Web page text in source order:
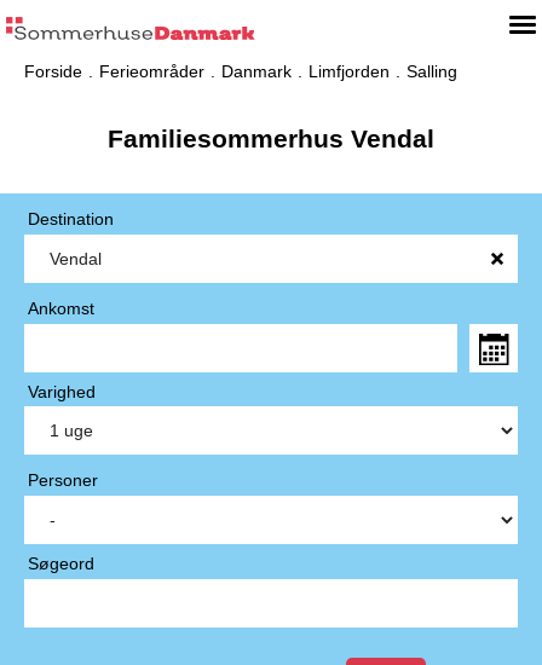
Forside Ferieområder Danmark Limfjorden Salling
Familiesommerhus Vendal
Destination
Ankomst
Varighed
Personer
Søgeord